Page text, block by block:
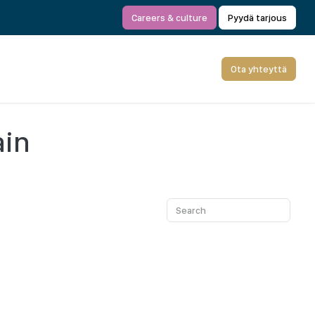
Careers & culture Pyydä tarjous
Ota yhteyttä